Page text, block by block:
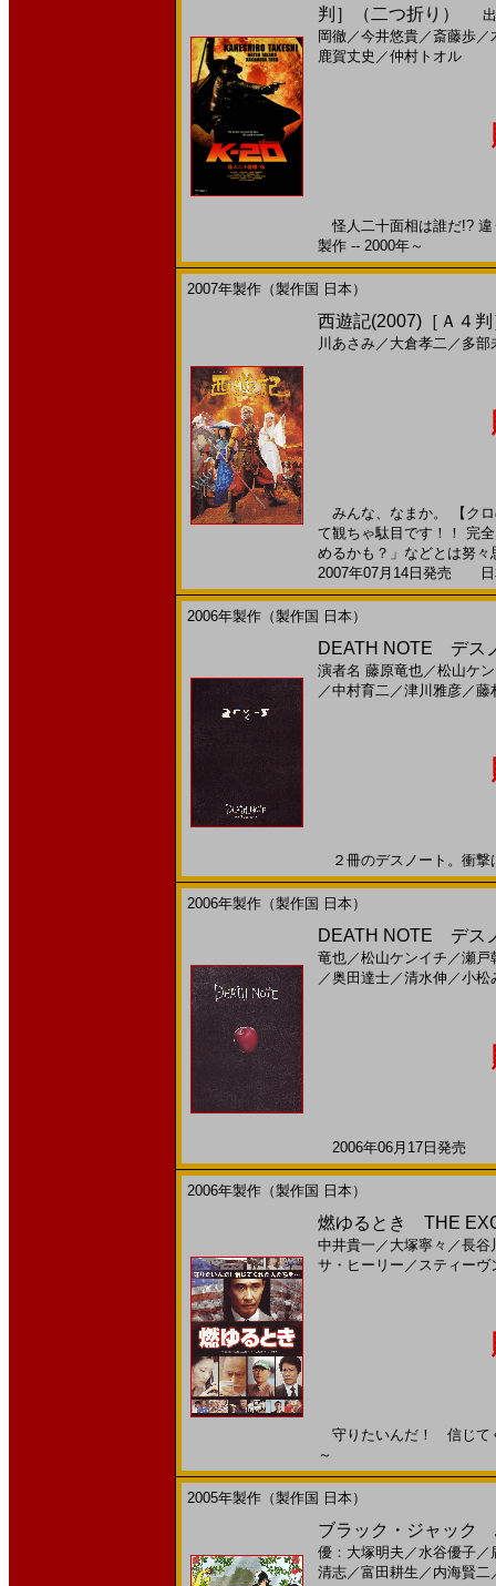
判］（二つ折り）
出
岡徹 ／今井悠貴／ 斎藤歩／
鹿賀丈史 ／仲村トオル
怪人二十面相は誰だ!?
製作 -- 2000年～
2007年製作（製作国 日本）
西遊記(2007)［Ａ４判
川あさみ／ 大倉孝二／ 多部
みんな、なまか。 【ク
て観ちゃ駄目です！！ 完
めるかも？」などとは努
2007年07月14日発売 日
2006年製作（製作国 日本）
DEATH NOTE デス
演者名 藤原竜也／松山ケ
／中村育二／津川雅彦／藤
２冊のデスノート。衝
2006年製作（製作国 日本）
DEATH NOTE デス
竜也／松山ケンイチ ／瀬戸
／奥田達士／清水伸 ／小松
2006年06月17日発売
2006年製作（製作国 日本）
燃ゆるとき THE
中井貴一 ／ 大塚寧々 ／長谷
サ・ヒーリー ／ スティーヴ
守りたいんだ！ 信じて
～
2005年製作（製作国 日本）
ブラック・ジャック
優：大塚明夫 ／水谷優子／
清志／富田耕生 ／ 内海賢二